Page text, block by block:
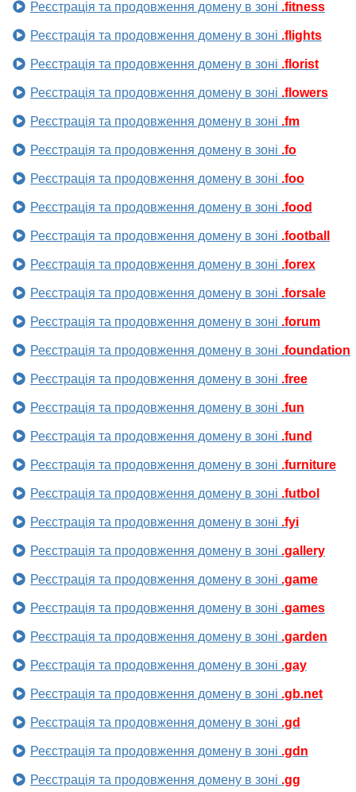
Реєстрація та продовження домену в зоні .fitness
Реєстрація та продовження домену в зоні .flights
Реєстрація та продовження домену в зоні .florist
Реєстрація та продовження домену в зоні .flowers
Реєстрація та продовження домену в зоні .fm
Реєстрація та продовження домену в зоні .fo
Реєстрація та продовження домену в зоні .foo
Реєстрація та продовження домену в зоні .food
Реєстрація та продовження домену в зоні .football
Реєстрація та продовження домену в зоні .forex
Реєстрація та продовження домену в зоні .forsale
Реєстрація та продовження домену в зоні .forum
Реєстрація та продовження домену в зоні .foundation
Реєстрація та продовження домену в зоні .free
Реєстрація та продовження домену в зоні .fun
Реєстрація та продовження домену в зоні .fund
Реєстрація та продовження домену в зоні .furniture
Реєстрація та продовження домену в зоні .futbol
Реєстрація та продовження домену в зоні .fyi
Реєстрація та продовження домену в зоні .gallery
Реєстрація та продовження домену в зоні .game
Реєстрація та продовження домену в зоні .games
Реєстрація та продовження домену в зоні .garden
Реєстрація та продовження домену в зоні .gay
Реєстрація та продовження домену в зоні .gb.net
Реєстрація та продовження домену в зоні .gd
Реєстрація та продовження домену в зоні .gdn
Реєстрація та продовження домену в зоні .gg